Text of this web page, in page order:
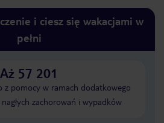
i ciesz się wakacjami w
pełni
Aż 57 201
z pomocy w ramach dodatkowego
zachorowań i wypadków